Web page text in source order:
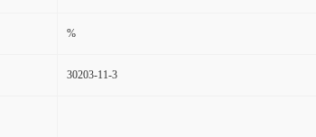
%
30203-11-3